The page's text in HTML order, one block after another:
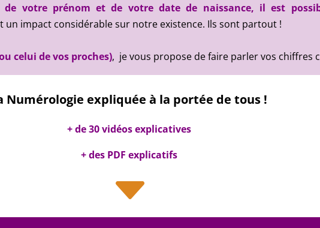
votre prénom et de votre date de naissance, il est
un impact considérable sur notre existence. Ils sont partout !
celui de vos proches), je vous propose de faire parler vos chiffres
Numérologie expliquée à la portée de tous !
+ de 30 vidéos explicatives
+ des PDF explicatifs
C